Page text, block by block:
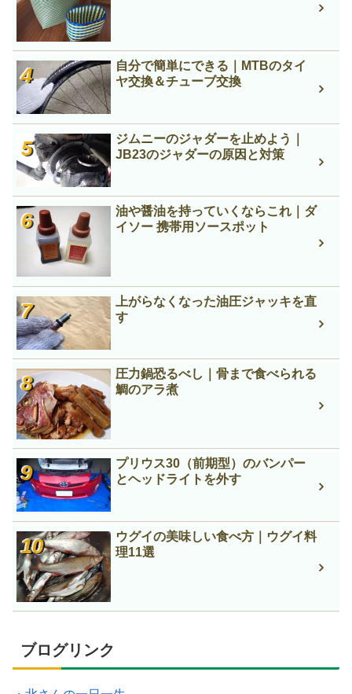
自分で簡単にできる｜MTBのタイ
ヤ交換＆チューブ交換
ジムニーのジャダーを止めよう｜
JB23のジャダーの原因と対策
油や醤油を持っていくならこれ｜ダ
イソー 携帯用ソースポット
上がらなくなった油圧ジャッキを直
す
圧力鍋恐るべし｜骨まで食べられる
鯛のアラ煮
プリウス30（前期型）のバンパー
とヘッドライトを外す
ウグイの美味しい食べ方｜ウグイ料
理11選
ブログリンク